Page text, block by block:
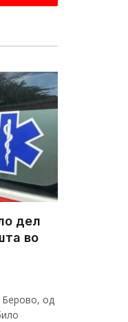
дел
во
Берово, од